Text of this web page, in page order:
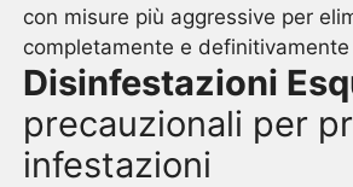
con misure più aggressive per
completamente e
Disinfestazioni
precauzionali per
infestazioni